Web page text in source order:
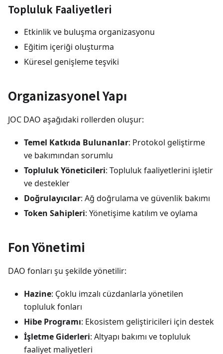
Topluluk Faaliyetleri
Etkinlik ve buluşma organizasyonu
Eğitim içeriği oluşturma
Küresel genişleme teşviki
Organizasyonel Yapı
JOC DAO aşağıdaki rollerden oluşur:
Temel Katkıda Bulunanlar: Protokol geliştirme
ve bakımından sorumlu
Topluluk Yöneticileri: Topluluk faaliyetlerini işletir
ve destekler
Doğrulayıcılar: Ağ doğrulama ve güvenlik bakımı
Token Sahipleri: Yönetişime katılım ve oylama
Fon Yönetimi
DAO fonları şu şekilde yönetilir:
Hazine: Çoklu imzalı cüzdanlarla yönetilen
topluluk fonları
Hibe Programı: Ekosistem geliştiricileri için destek
İşletme Giderleri: Altyapı bakımı ve topluluk
faaliyet maliyetleri